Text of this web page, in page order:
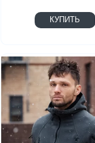
КУПИТЬ